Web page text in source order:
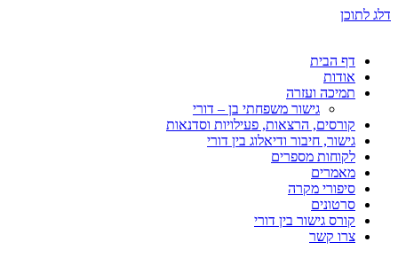
דלג לתוכן
דף הבית
אודות
תמיכה ועזרה
גישור משפחתי בן – דורי
קורסים, הרצאות, פעילויות וסדנאות
גישור, חיבור ודיאלוג בין דורי
לקוחות מספרים
מאמרים
סיפורי מקרה
סרטונים
קורס גישור בין דורי
צרו קשר